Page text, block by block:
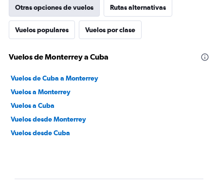
Otras opciones de vuelos Rutas alternativas
Vuelos populares Vuelos por clase
Vuelos de Monterrey a Cuba
Vuelos de Cuba a Monterrey
Vuelos a Monterrey
Vuelos a Cuba
Vuelos desde Monterrey
Vuelos desde Cuba